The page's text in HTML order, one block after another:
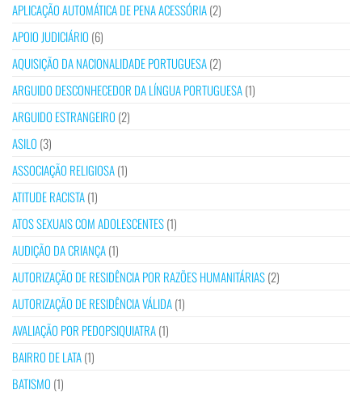
APLICAÇÃO AUTOMÁTICA DE PENA ACESSÓRIA(2)
APOIO JUDICIÁRIO (6)
AQUISIÇÃO DA NACIONALIDADE PORTUGUESA(2)
ARGUIDO DESCONHECEDOR DA LÍNGUA PORTUGUESA(1)
ARGUIDO ESTRANGEIRO (2)
ASILO (3)
ASSOCIAÇÃO RELIGIOSA(1)
ATITUDE RACISTA(1)
ATOS SEXUAIS COM ADOLESCENTES(1)
AUDIÇÃO DA CRIANÇA(1)
AUTORIZAÇÃO DE RESIDÊNCIA POR RAZÕES HUMANITÁRIAS(2)
AUTORIZAÇÃO DE RESIDÊNCIA VÁLIDA(1)
AVALIAÇÃO POR PEDOPSIQUIATRA(1)
BAIRRO DE LATA(1)
BATISMO (1)